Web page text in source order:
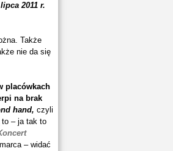
2011 r.
Także
nie da się
placówkach
na brak
hand, czyli
to – ja tak to
– widać